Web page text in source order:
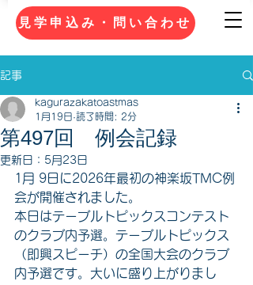
見学申込み・問い合わせ
記事
第497回 例会記録
kagurazakatoastmas
1月19日 読了時間: 2分
更新日： 5月23日
1月 9日に2026年最初の神楽坂TMC例
会が開催されました。
本日はテーブルトピックスコンテスト
のクラブ内予選。テーブルトピックス
（即興スピーチ）の全国大会のクラブ
内予選です。大いに盛り上がりまし